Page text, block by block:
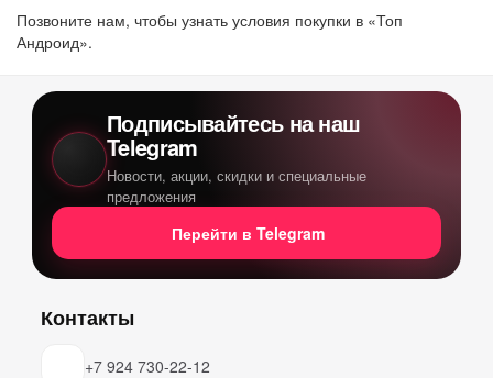
Позвоните нам, чтобы узнать условия покупки в «Топ
Андроид».
Подписывайтесь на наш
Telegram
Новости, акции, скидки и специальные
предложения
Перейти в Telegram
Контакты
+7 924 730-22-12